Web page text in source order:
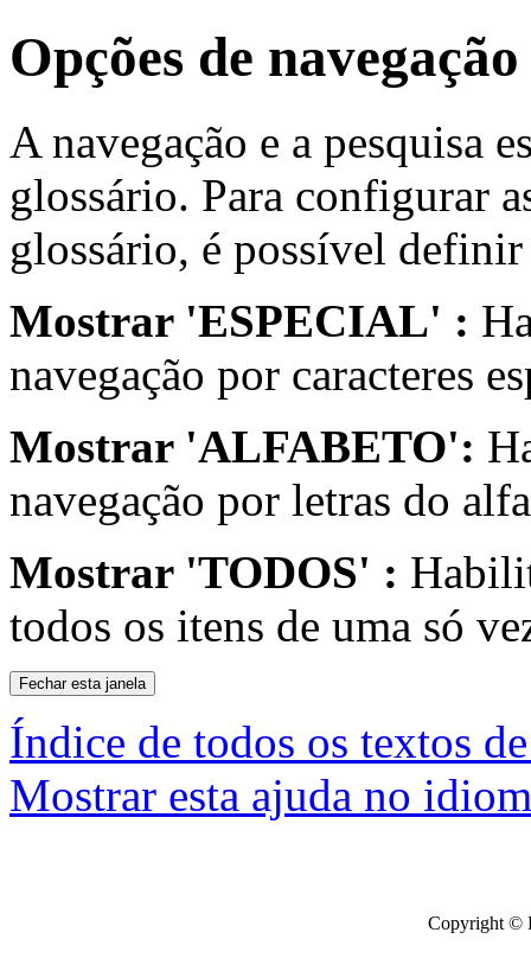
Opções de
A navegação e a pesquisa
glossário. Para configurar
glossário, é possível
Mostrar 'ESPECIAL' :
navegação por caracteres
Mostrar 'ALFABETO':
navegação por letras do
Mostrar 'TODOS' :
todos os itens de uma só
Índice de todos os textos
Mostrar esta ajuda no
Copyright ©